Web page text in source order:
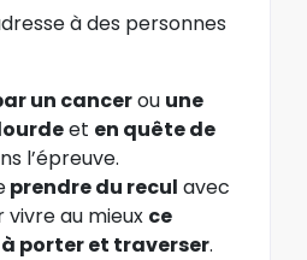
à des personnes
un cancerou une
et en quête de
l’épreuve.
prendre du recul avec
vivre au mieux ce
à porter et traverser.